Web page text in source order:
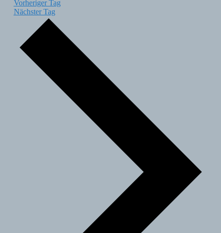
Vorheriger Tag
Nächster Tag